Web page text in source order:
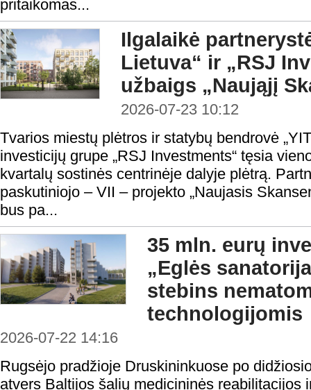
pritaikomas...
Ilgalaikė
Lietuva“ ir „RSJ
užbaigs „Naująjį
2026-07-23 10:12
Tvarios miestų plėtros ir statybų bendrovė
investicijų grupe „RSJ Investments“ tęsia
kvartalų sostinės centrinėje dalyje plėtrą.
paskutiniojo – VII – projekto „Naujasis
bus pa...
35 mln. eurų
„Eglės
stebins
technologijomis
2026-07-22 14:16
Rugsėjo pradžioje Druskininkuose po
atvers Baltijos šalių medicininės reabilitacijos